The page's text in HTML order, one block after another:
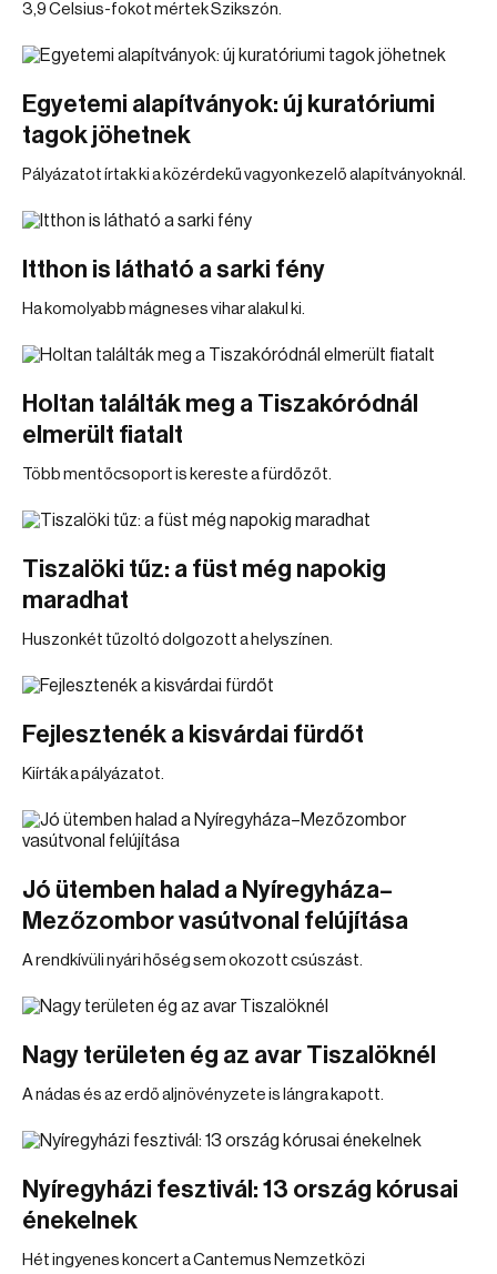
3,9 Celsius-fokot mértek Szikszón.
Egyetemi alapítványok: új kuratóriumi
tagok jöhetnek
Pályázatot írtak ki a közérdekű vagyonkezelő alapítványoknál.
Itthon is látható a sarki fény
Ha komolyabb mágneses vihar alakul ki.
Holtan találták meg a Tiszakóródnál
elmerült fiatalt
Több mentőcsoport is kereste a fürdőzőt.
Tiszalöki tűz: a füst még napokig
maradhat
Huszonkét tűzoltó dolgozott a helyszínen.
Fejlesztenék a kisvárdai fürdőt
Kiírták a pályázatot.
Jó ütemben halad a Nyíregyháza–
Mezőzombor vasútvonal felújítása
A rendkívüli nyári hőség sem okozott csúszást.
Nagy területen ég az avar Tiszalöknél
A nádas és az erdő aljnövényzete is lángra kapott.
Nyíregyházi fesztivál: 13 ország kórusai
énekelnek
Hét ingyenes koncert a Cantemus Nemzetközi